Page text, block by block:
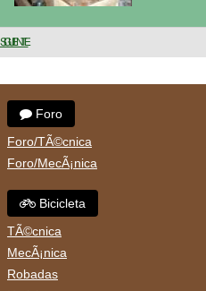
SIGUIENTE
Foro
Foro/TÃ©cnica
Foro/MecÃ¡nica
Bicicleta
TÃ©cnica
MecÃ¡nica
Robadas